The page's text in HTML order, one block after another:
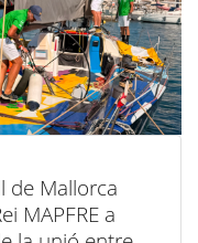
de Mallorca
MAPFRE a